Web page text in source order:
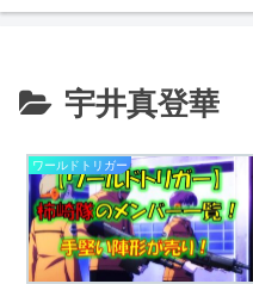
宇井真登華
ワールドトリガー